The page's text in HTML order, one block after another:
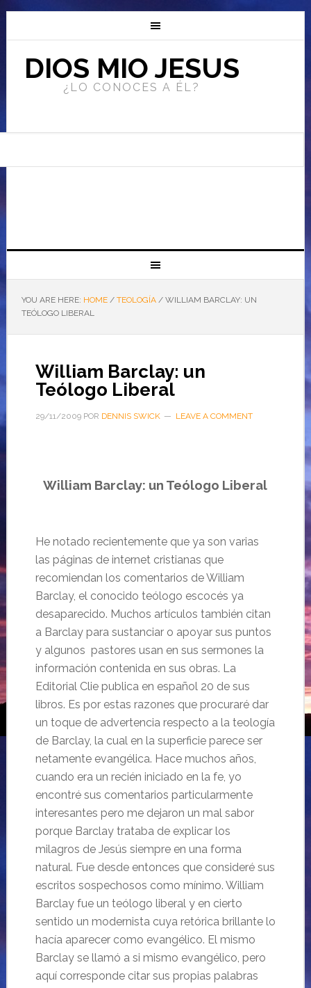
DIOS MIO JESUS
¿LO CONOCES A ÉL?
YOU ARE HERE: HOME / TEOLOGÍA /WILLIAM BARCLAY: UN
TEÓLOGO LIBERAL
William Barclay: un
Teólogo Liberal
29/11/2009POR DENNIS SWICK LEAVE A COMMENT
William Barclay: un Teólogo Liberal
He notado recientemente que ya son varias
las páginas de internet cristianas que
recomiendan los comentarios de William
Barclay, el conocido teólogo escocés ya
desaparecido. Muchos artículos también citan
a Barclay para sustanciar o apoyar sus puntos
y algunos pastores usan en sus sermones la
información contenida en sus obras. La
Editorial Clie publica en español 20 de sus
libros. Es por estas razones que procuraré dar
un toque de advertencia respecto a la teología
de Barclay, la cual en la superficie parece ser
netamente evangélica. Hace muchos años,
cuando era un recién iniciado en la fe, yo
encontré sus comentarios particularmente
interesantes pero me dejaron un mal sabor
porque Barclay trataba de explicar los
milagros de Jesús siempre en una forma
natural. Fue desde entonces que consideré sus
escritos sospechosos como mínimo. William
Barclay fue un teólogo liberal y en cierto
sentido un modernista cuya retórica brillante lo
hacía aparecer como evangélico. El mismo
Barclay se llamó a si mismo evangélico, pero
aquí corresponde citar sus propias palabras